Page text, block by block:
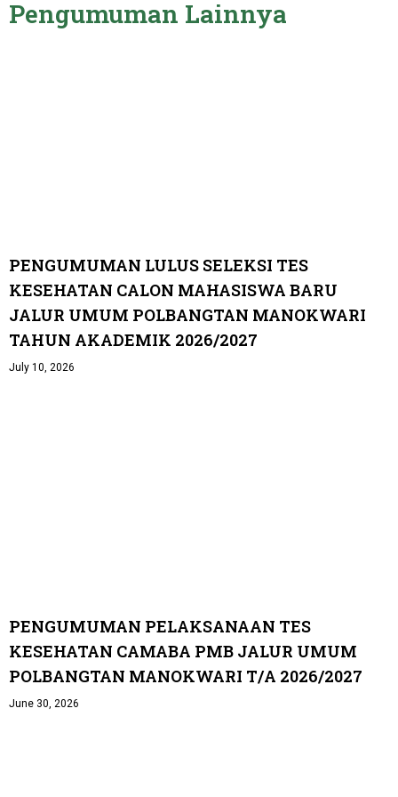
Pengumuman Lainnya
PENGUMUMAN LULUS SELEKSI TES
KESEHATAN CALON MAHASISWA BARU
JALUR UMUM POLBANGTAN MANOKWARI
TAHUN AKADEMIK 2026/2027
July 10, 2026
PENGUMUMAN PELAKSANAAN TES
KESEHATAN CAMABA PMB JALUR UMUM
POLBANGTAN MANOKWARI T/A 2026/2027
June 30, 2026